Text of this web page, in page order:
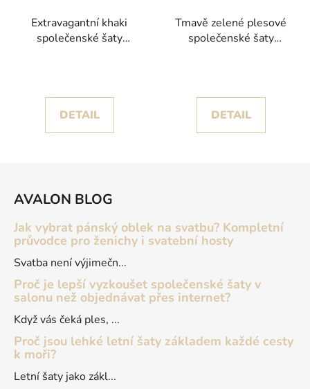
Extravagantní khaki
společenské šaty
DETAIL
Tmavě zelené plesové
společenské šaty
DETAIL
AVALON BLOG
Jak vybrat pánský oblek na svatbu? Kompletní
průvodce pro ženichy i svatební hosty
Svatba není výjimečn...
Proč je lepší vyzkoušet společenské šaty v
salonu než objednávat přes internet?
Když vás čeká ples, ...
Proč jsou lehké letní šaty základem každé cesty
k moři?
Letní šaty jako zákl...